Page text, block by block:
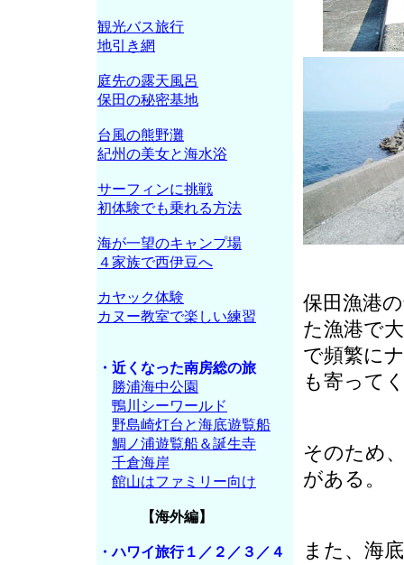
保田漁港
た漁港で
で頻繁に
も寄って
そのため
がある。
また、海
観光バス旅行
地引き網
庭先の露天風呂
保田の秘密基地
台風の熊野灘
紀州の美女と海水浴
サーフィンに挑戦
初体験でも乗れる方法
海が一望のキャンプ場
４家族で西伊豆へ
カヤック体験
カヌー教室で楽しい練習
・近くなった南房総の旅
勝浦海中公園
鴨川シーワールド
野島崎灯台と海底遊覧船
鯛ノ浦遊覧船＆誕生寺
千倉海岸
館山はファミリー向け
【海外編】
・ハワイ旅行１／２／３／４